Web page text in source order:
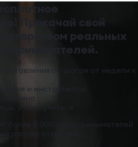
Прокачай свой
реальных
по шагам от недели к
и инструменты
у кого учиться
более 6 000 предпринимателей
разных отраслей.